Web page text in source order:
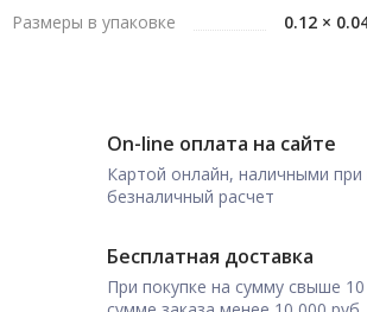
Размеры в упаковке 0.12 ×
On-line оплата на сайте
Картой онлайн, наличными при
безналичный расчет
Бесплатная доставка
При покупке на сумму свыше